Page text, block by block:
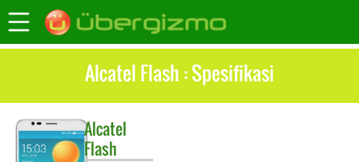
Alcatel Flash : Spesifikasi
Alcatel
Flash